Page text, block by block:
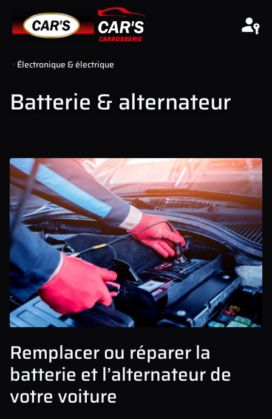
Électronique & électrique
Batterie & alternateur
Remplacer ou réparer la
batterie et l’alternateur de
votre voiture